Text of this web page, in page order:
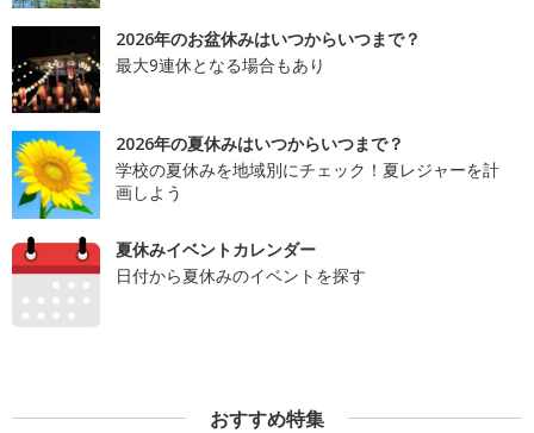
2026年のお盆休みはいつからいつまで？
最大9連休となる場合もあり
2026年の夏休みはいつからいつまで？
学校の夏休みを地域別にチェック！夏レジャーを計
画しよう
夏休みイベントカレンダー
日付から夏休みのイベントを探す
おすすめ特集